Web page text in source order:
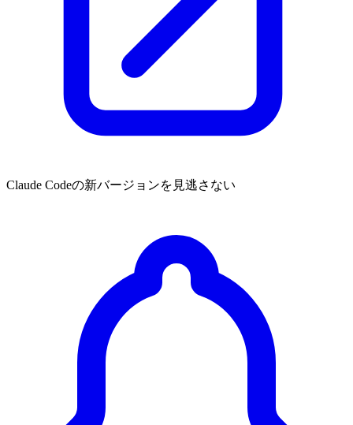
Claude Codeの新バージョンを見逃さない